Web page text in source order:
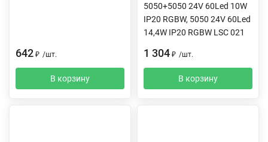
642 ₽ /шт.
В корзину
5050+5050 24V 60Led 10W
IP20 RGBW, 5050 24V 60Led
14,4W IP20 RGBW LSC 021
1 304 ₽ /шт.
В корзину